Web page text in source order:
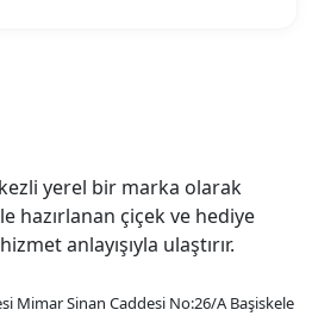
yerel bir marka olarak
hazırlanan çiçek ve hediye
anlayışıyla ulaştırır.
Mimar Sinan Caddesi No:26/A Başiskele